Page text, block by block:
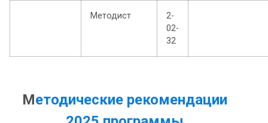
Методист
2-
02-
32
Методические рекомендации